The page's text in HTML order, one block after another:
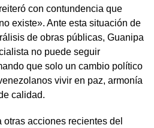
con contundencia que
existe». Ante esta situación de
de obras públicas, Guanipa
no puede seguir
que solo un cambio político
vivir en paz, armonía
calidad.
acciones recientes del